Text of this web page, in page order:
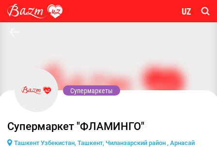
UZ
Супермаркеты
Супермаркет "ФЛАМИНГО"
Ташкент Узбекистан, Ташкент, Чиланзарский район , Арнасай